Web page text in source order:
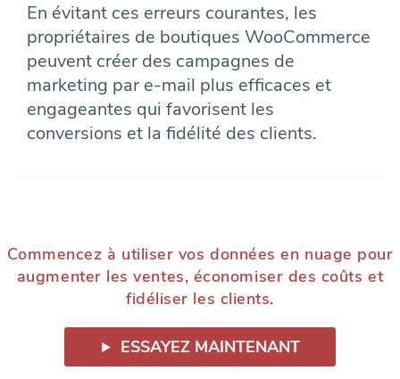
En évitant ces erreurs courantes, les
propriétaires de boutiques WooCommerce
peuvent créer des campagnes de
marketing par e-mail plus efficaces et
engageantes qui favorisent les
conversions et la fidélité des clients.
Commencez à utiliser vos données en nuage pour
augmenter les ventes, économiser des coûts et
fidéliser les clients.
ESSAYEZ MAINTENANT